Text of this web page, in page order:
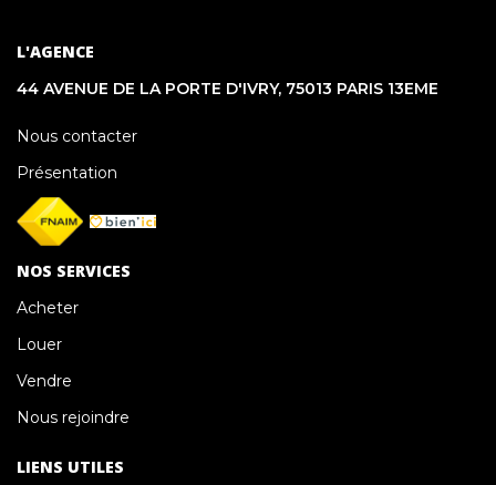
L'AGENCE
44 AVENUE DE LA PORTE D'IVRY, 75013 PARIS 13EME
Nous contacter
Présentation
NOS SERVICES
Acheter
Louer
Vendre
Nous rejoindre
LIENS UTILES